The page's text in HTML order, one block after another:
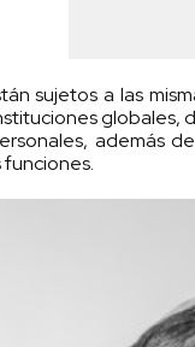
sujetos a las
además